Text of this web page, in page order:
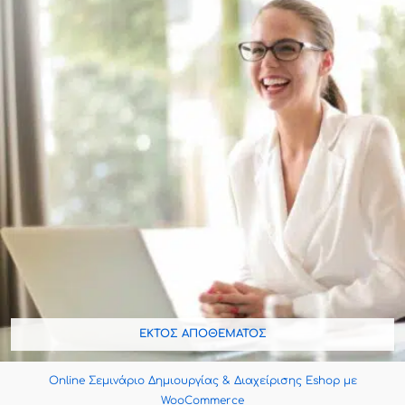
ΕΚΤΌΣ ΑΠΟΘΈΜΑΤΟΣ
Online Σεμινάριο Δημιουργίας & Διαχείρισης Eshop με
WooCommerce
80,00€.